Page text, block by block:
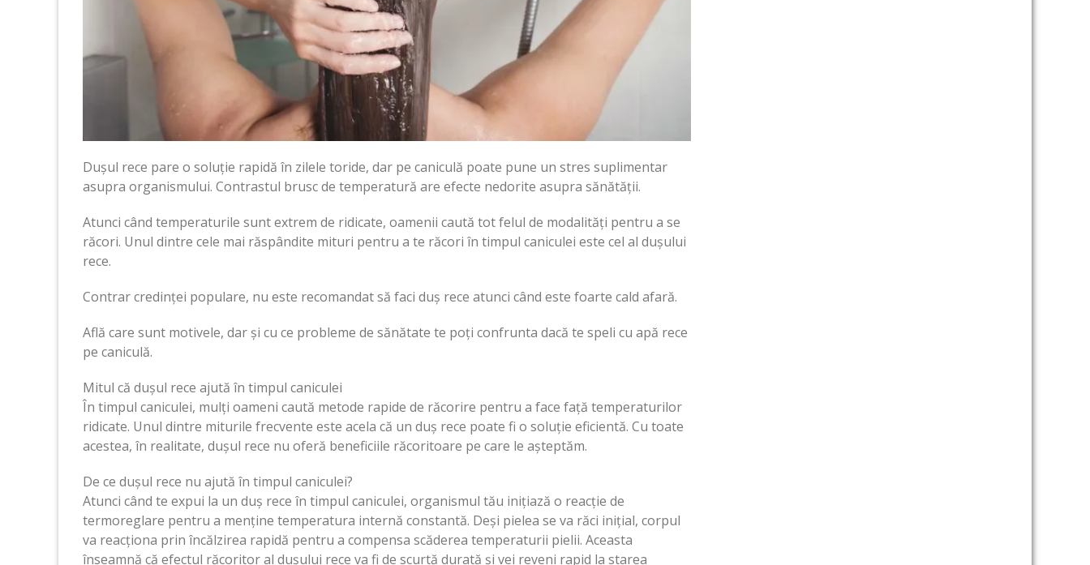
Dușul rece pare o soluție rapidă în zilele toride, dar pe caniculă poate pune un stres suplimentar
asupra organismului. Contrastul brusc de temperatură are efecte nedorite asupra sănătății.
Atunci când temperaturile sunt extrem de ridicate, oamenii caută tot felul de modalități pentru a se
răcori. Unul dintre cele mai răspândite mituri pentru a te răcori în timpul caniculei este cel al dușului
rece.
Contrar credinței populare, nu este recomandat să faci duș rece atunci când este foarte cald afară.
Află care sunt motivele, dar și cu ce probleme de sănătate te poți confrunta dacă te speli cu apă rece
pe caniculă.
Mitul că dușul rece ajută în timpul caniculei
În timpul caniculei, mulți oameni caută metode rapide de răcorire pentru a face față temperaturilor
ridicate. Unul dintre miturile frecvente este acela că un duș rece poate fi o soluție eficientă. Cu toate
acestea, în realitate, dușul rece nu oferă beneficiile răcoritoare pe care le așteptăm.
De ce dușul rece nu ajută în timpul caniculei?
Atunci când te expui la un duș rece în timpul caniculei, organismul tău inițiază o reacție de
termoreglare pentru a menține temperatura internă constantă. Deși pielea se va răci inițial, corpul
va reacționa prin încălzirea rapidă pentru a compensa scăderea temperaturii pielii. Aceasta
înseamnă că efectul răcoritor al dușului rece va fi de scurtă durată și vei reveni rapid la starea